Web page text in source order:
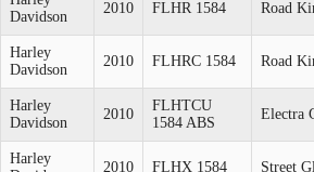
Davidson
2010 FLHR 1584 Road
Harley
Davidson
2010 FLHRC 1584 Road
Harley
Davidson
2010
FLHTCU
1584 ABS
Electra
Harley
2010 FLHX 1584 Street